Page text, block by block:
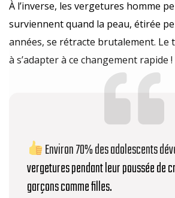
À l’inverse, les vergetures homme
surviennent quand la peau, étirée
années, se rétracte brutalement. Le
à s’adapter à ce changement rapide !
Environ 70% des adolescents
vergetures pendant leur poussée de
garçons comme filles.